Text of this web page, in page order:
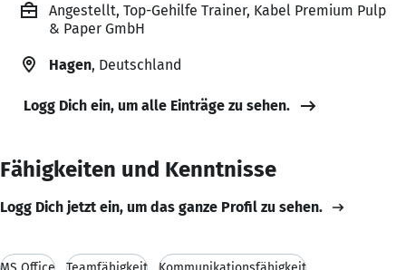
Angestellt, Top-Gehilfe Trainer, Kabel Premium Pulp
& Paper GmbH
Hagen, Deutschland
Logg Dich ein, um alle Einträge zu sehen.
Fähigkeiten und Kenntnisse
Logg Dich jetzt ein, um das ganze Profil zu sehen.